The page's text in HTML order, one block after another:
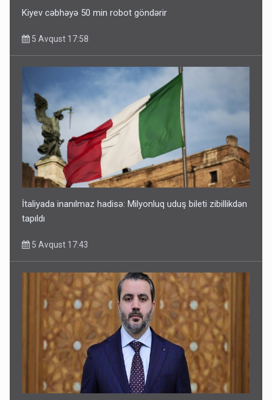
Kiyev cəbhəyə 50 min robot göndərir
5 Avqust 17:58
İtaliyada inanılmaz hadisə: Milyonluq uduş bileti zibillikdən
tapıldı
5 Avqust 17:43